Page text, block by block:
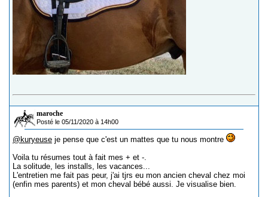
maroche
Posté le 05/11/2020 à 14h00
@kuryeuse je pense que c'est un mattes que tu nous montre
Voila tu résumes tout à fait mes + et -.
La solitude, les installs, les vacances...
L'entretien me fait pas peur, j'ai tjrs eu mon ancien cheval chez moi
(enfin mes parents) et mon cheval bébé aussi. Je visualise bien.